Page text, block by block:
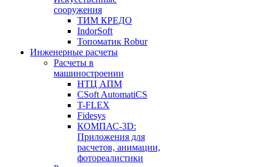
сооружения
ТИМ КРЕДО
IndorSoft
Топоматик Robur
Инженерные расчеты
Расчеты в
машиностроении
НТЦ АПМ
CSoft AutomatiCS
T-FLEX
Fidesys
КОМПАС-3D:
Приложения для
расчетов, анимации,
фотореалистики